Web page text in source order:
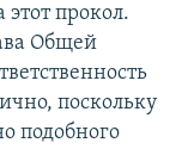
этот прокол.
Общей
поскольку
подобного